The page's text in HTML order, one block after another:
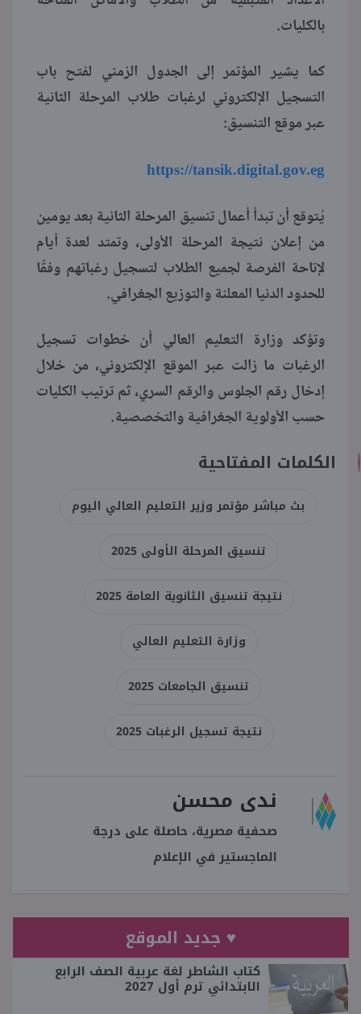
بالكليات.
كما يشير المؤتمر إلى الجدول الزمني لفتح باب
التسجيل الإلكتروني لرغبات طلاب المرحلة الثانية
عبر موقع التنسيق:
https://tansik.digital.gov.eg
يُتوقع أن تبدأ أعمال تنسيق المرحلة الثانية بعد يومين
من إعلان نتيجة المرحلة الأولى، وتمتد لعدة أيام
لإتاحة الفرصة لجميع الطلاب لتسجيل رغباتهم وفقًا
للحدود الدنيا المعلنة والتوزيع الجغرافي.
وتؤكد وزارة التعليم العالي أن خطوات تسجيل
الرغبات ما زالت عبر الموقع الإلكتروني، من خلال
إدخال رقم الجلوس والرقم السري، ثم ترتيب الكليات
حسب الأولوية الجغرافية والتخصصية.
الكلمات المفتاحية
بث مباشر مؤتمر وزير التعليم العالي اليوم
تنسيق المرحلة الأولى 2025
نتيجة تنسيق الثانوية العامة 2025
وزارة التعليم العالي
تنسيق الجامعات 2025
نتيجة تسجيل الرغبات 2025
ندى محسن
صحفية مصرية، حاصلة على درجة
الماجستير في الإعلام
♥ جديد الموقع
كتاب الشاطر لغة عربية الصف الرابع
الابتدائي ترم أول 2027